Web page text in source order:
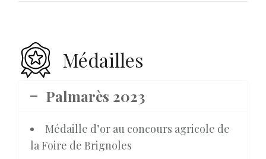
Médailles
Palmarès 2023
Médaille d’or au concours agricole de
la Foire de Brignoles